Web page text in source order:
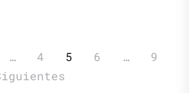
… 4 5 6 …
9